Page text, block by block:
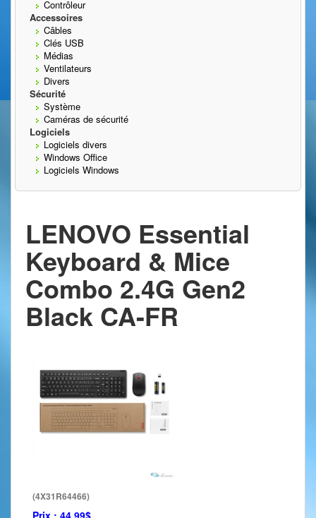
Contrôleur
Accessoires
Câbles
Clés USB
Médias
Ventilateurs
Divers
Sécurité
Système
Caméras de sécurité
Logiciels
Logiciels divers
Windows Office
Logiciels Windows
LENOVO Essential
Keyboard & Mice
Combo 2.4G Gen2
Black CA-FR
(4X31R64466)
Prix : 44.99$